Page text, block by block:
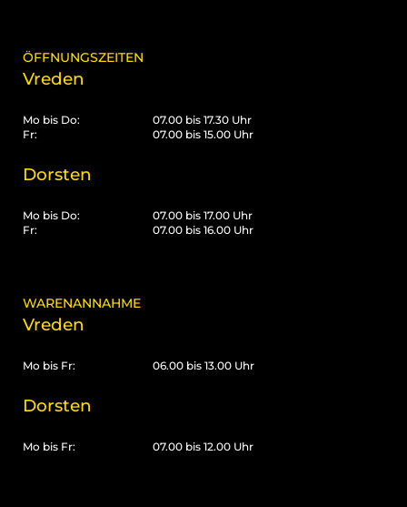
ÖFFNUNGSZEITEN
Vreden
Mo bis Do:
Fr:
07.00 bis 17.30 Uhr
07.00 bis 15.00 Uhr
Dorsten
Mo bis Do:
Fr:
07.00 bis 17.00 Uhr
07.00 bis 16.00 Uhr
WARENANNAHME
Vreden
Mo bis Fr: 06.00 bis 13.00 Uhr
Dorsten
Mo bis Fr: 07.00 bis 12.00 Uhr